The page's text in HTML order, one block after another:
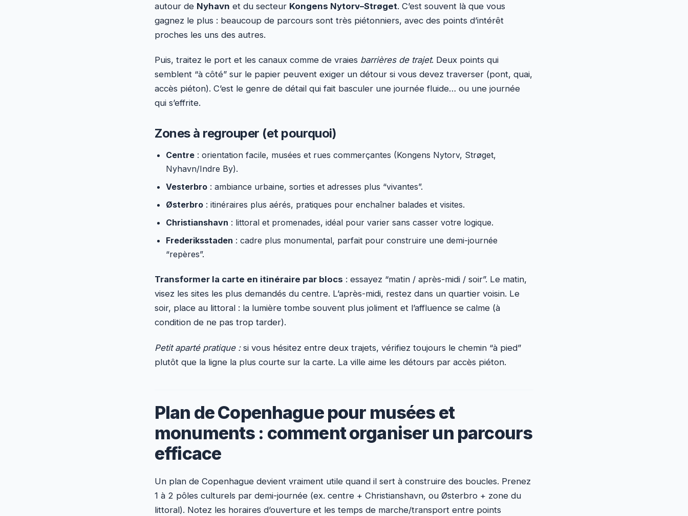
autour de Nyhavn et du secteur Kongens Nytorv–Strøget. C’est souvent là que vous
gagnez le plus : beaucoup de parcours sont très piétonniers, avec des points d’intérêt
proches les uns des autres.
Puis, traitez le port et les canaux comme de vraies barrières de trajet. Deux points qui
semblent “à côté” sur le papier peuvent exiger un détour si vous devez traverser (pont, quai,
accès piéton). C’est le genre de détail qui fait basculer une journée fluide… ou une journée
qui s’effrite.
Zones à regrouper (et pourquoi)
Centre: orientation facile, musées et rues commerçantes (Kongens Nytorv, Strøget,
Nyhavn/Indre By).
Vesterbro: ambiance urbaine, sorties et adresses plus “vivantes”.
Østerbro: itinéraires plus aérés, pratiques pour enchaîner balades et visites.
Christianshavn : littoral et promenades, idéal pour varier sans casser votre logique.
Frederiksstaden : cadre plus monumental, parfait pour construire une demi-journée
“repères”.
Transformer la carte en itinéraire par blocs : essayez “matin / après-midi / soir”. Le matin,
visez les sites les plus demandés du centre. L’après-midi, restez dans un quartier voisin. Le
soir, place au littoral : la lumière tombe souvent plus joliment et l’affluence se calme (à
condition de ne pas trop tarder).
Petit aparté pratique :si vous hésitez entre deux trajets, vérifiez toujours le chemin “à pied”
plutôt que la ligne la plus courte sur la carte. La ville aime les détours par accès piéton.
Plan de Copenhague pour musées et
monuments : comment organiser un parcours
efficace
Un plan de Copenhague devient vraiment utile quand il sert à construire des boucles. Prenez
1 à 2 pôles culturels par demi-journée (ex. centre + Christianshavn, ou Østerbro + zone du
littoral). Notez les horaires d’ouverture et les temps de marche/transport entre points